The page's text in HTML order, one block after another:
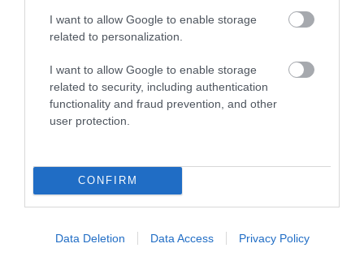
I want to allow Google to enable storage
related to personalization.
I want to allow Google to enable storage
related to security, including authentication
functionality and fraud prevention, and other
user protection.
CONFIRM
Data Deletion Data Access Privacy Policy
PRONEWS.GR /ΕΛΛΗΝΙΚΗ ΠΟΛΙΤΙΚΗ
Νέο δημοσίευμα: Το παρασκήνιο της
παρακολούθησης της οικογένειας
29.01.2023 | 10:52